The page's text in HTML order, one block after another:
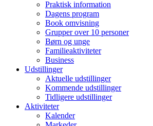
Praktisk information
Dagens program
Book omvisning
Grupper over 10 personer
Børn og unge
Familieaktiviteter
Business
Udstillinger
Aktuelle udstillinger
Kommende udstillinger
Tidligere udstillinger
Aktiviteter
Kalender